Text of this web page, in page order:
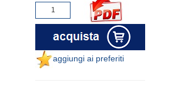
aggiungi ai preferiti